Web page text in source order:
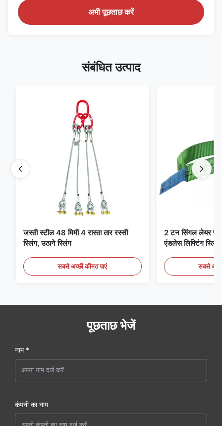
अभी पूछताछ करें
संबंधित उत्पाद
जस्ती स्टील 48 मिमी 4 रास्ता तार रस्सी
स्लिंग, उठाने स्लिंग
सबसे अच्छी कीमत पाएं
2 टन सिंगल लेयर
एंडलेस लिफ्टिंग स्लिंग्स
सबसे
पूछताछ भेजें
नाम *
कंपनी का नाम